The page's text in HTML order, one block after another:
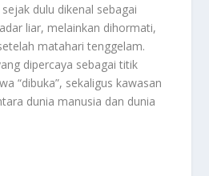
dulu dikenal sebagai
liar, melainkan dihormati,
matahari tenggelam.
dipercaya sebagai titik
“dibuka”, sekaligus kawasan
dunia manusia dan dunia